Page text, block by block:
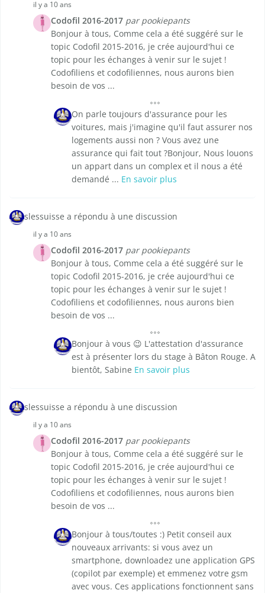
il y a 10 ans
Codofil 2016-2017 par pookiepants
Bonjour à tous, Comme cela a été suggéré sur le
topic Codofil 2015-2016, je crée aujourd'hui ce
topic pour les échanges à venir sur le sujet !
Codofiliens et codofiliennes, nous aurons bien
besoin de vos ...
On parle toujours d'assurance pour les
voitures, mais j'imagine qu'il faut assurer nos
logements aussi non ? Vous avez une
assurance qui fait tout ?Bonjour, Nous louons
un appart dans un complex et il nous a été
demandé ... En savoir plus
slessuisse a répondu à une discussion
il y a 10 ans
Codofil 2016-2017 par pookiepants
Bonjour à tous, Comme cela a été suggéré sur le
topic Codofil 2015-2016, je crée aujourd'hui ce
topic pour les échanges à venir sur le sujet !
Codofiliens et codofiliennes, nous aurons bien
besoin de vos ...
Bonjour à vous 😉 L'attestation d'assurance
est à présenter lors du stage à Bâton Rouge. A
bientôt, Sabine En savoir plus
slessuisse a répondu à une discussion
il y a 10 ans
Codofil 2016-2017 par pookiepants
Bonjour à tous, Comme cela a été suggéré sur le
topic Codofil 2015-2016, je crée aujourd'hui ce
topic pour les échanges à venir sur le sujet !
Codofiliens et codofiliennes, nous aurons bien
besoin de vos ...
Bonjour à tous/toutes :) Petit conseil aux
nouveaux arrivants: si vous avez un
smartphone, downloadez une application GPS
(copilot par exemple) et emmenez votre gsm
avec vous. Ces applications fonctionnent sans